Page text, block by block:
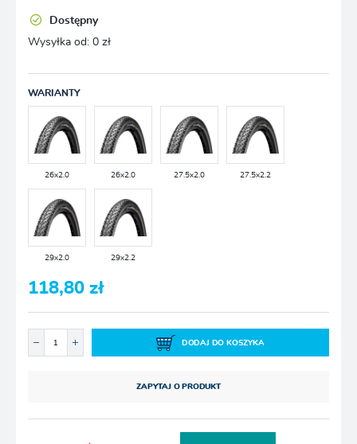
Dostępny
Wysyłka od: 0 zł
WARIANTY
26x2.0 26x2.0 27.5x2.0 27.5x2.2
29x2.0 29x2.2
118,80 zł
DODAJ DO KOSZYKA
ZAPYTAJ O PRODUKT